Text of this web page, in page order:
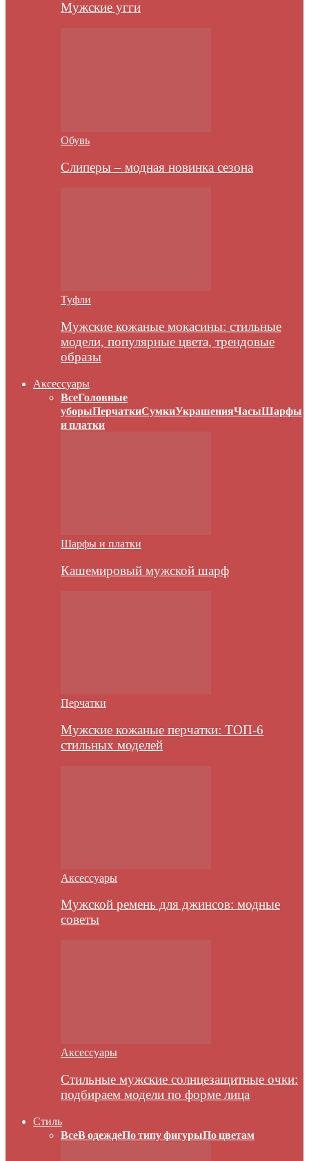
Мужские угги
Обувь
Слиперы – модная новинка сезона
Туфли
Мужские кожаные мокасины: стильные
модели, популярные цвета, трендовые
образы
Аксессуары
ВсеГоловные
уборыПерчаткиСумкиУкрашенияЧасыШарфы
и платки
Шарфы и платки
Кашемировый мужской шарф
Перчатки
Мужские кожаные перчатки: ТОП-6
стильных моделей
Аксессуары
Мужской ремень для джинсов: модные
советы
Аксессуары
Стильные мужские солнцезащитные очки:
подбираем модели по форме лица
Стиль
ВсеВ одеждеПо типу фигурыПо цветам